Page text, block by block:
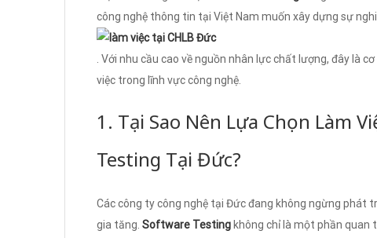
công nghệ thông tin tại Việt Nam muốn xây dựng sự
. Với nhu cầu cao về nguồn nhân lực chất lượng, đây là
việc trong lĩnh vực công nghệ.
1. Tại Sao Nên Lựa Chọn Làm
Testing Tại Đức?
Các công ty công nghệ tại Đức đang không ngừng phát
gia tăng. Software Testing không chỉ là một phần